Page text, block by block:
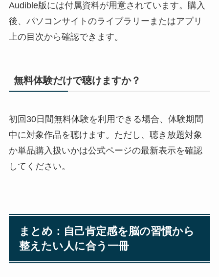
Audible版には付属資料が用意されています。購入
後、パソコンサイトのライブラリーまたはアプリ
上の目次から確認できます。
無料体験だけで聴けますか？
初回30日間無料体験を利用できる場合、体験期間
中に対象作品を聴けます。ただし、聴き放題対象
か単品購入扱いかは公式ページの最新表示を確認
してください。
まとめ：自己肯定感を脳の習慣から
整えたい人に合う一冊